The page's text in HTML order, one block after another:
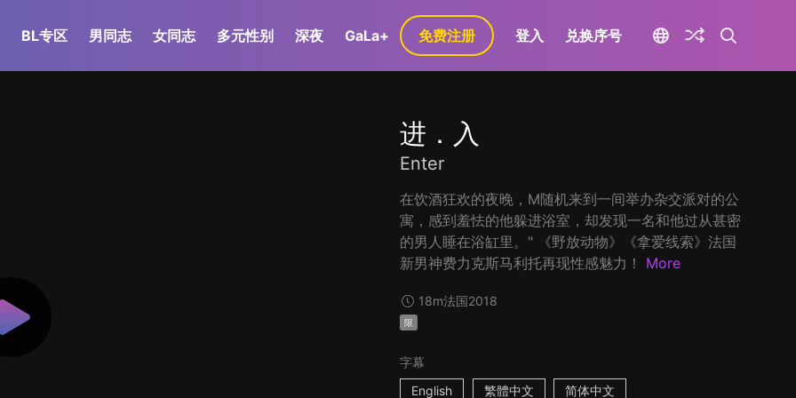
BL专区 男同志 女同志 多元性别 深夜 GaLa+ 免费注册 登入 兑换序号
进．入
Enter
在饮酒狂欢的夜晚，M随机来到一间举办杂交派对的公
寓，感到羞怯的他躲进浴室，却发现一名和他过从甚密
的男人睡在浴缸里。" 《野放动物》《拿爱线索》法国
新男神费力克斯马利托再现性感魅力！
More
18m法国2018
限
字幕
English
繁體中文 简体中文